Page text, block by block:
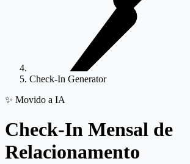
Check-In Generator
✨ Movido a IA
Check-In Mensal de
Relacionamento